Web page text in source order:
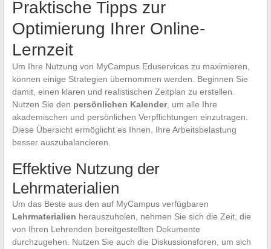
Praktische Tipps zur
Optimierung Ihrer Online-
Lernzeit
Um Ihre Nutzung von MyCampus Eduservices zu maximieren,
können einige Strategien übernommen werden. Beginnen Sie
damit, einen klaren und realistischen Zeitplan zu erstellen.
Nutzen Sie den persönlichen Kalender, um alle Ihre
akademischen und persönlichen Verpflichtungen einzutragen.
Diese Übersicht ermöglicht es Ihnen, Ihre Arbeitsbelastung
besser auszubalancieren.
Effektive Nutzung der
Lehrmaterialien
Um das Beste aus den auf MyCampus verfügbaren
Lehrmaterialien herauszuholen, nehmen Sie sich die Zeit, die
von Ihren Lehrenden bereitgestellten Dokumente
durchzugehen. Nutzen Sie auch die Diskussionsforen, um sich